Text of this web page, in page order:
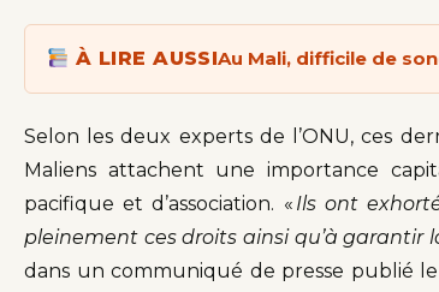
À LIRE AUSSIAu Mali, difficile de
Selon les deux experts de l’ONU, ces
Maliens attachent une importance
pacifique et d’association. « Ils ont
pleinement ces droits ainsi qu’à garantir
dans un communiqué de presse publié